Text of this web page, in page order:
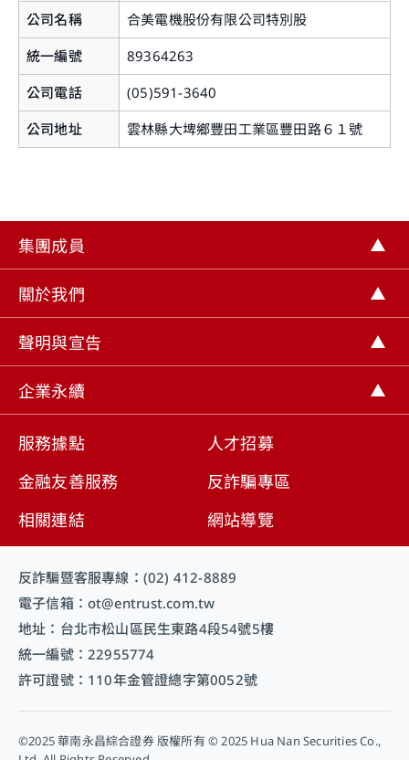
公司名稱
合美電機股份有限公司特別股
統一編號
89364263
公司電話
(05)591-3640
公司地址
雲林縣大埤鄉豐田工業區豐田路６１號
集團成員
關於我們
聲明與宣告
企業永續
服務據點
人才招募
金融友善服務
反詐騙專區
相關連結
網站導覽
反詐騙暨客服專線：(02) 412-8889
電子信箱：ot@entrust.com.tw
地址：台北市松山區民生東路4段54號5樓
統一編號：22955774
許可證號：110年金管證總字第0052號
©2025 華南永昌綜合證券 版權所有 © 2025 Hua Nan Securities Co.,
您即將離開華南永昌證券官網
之個人資料皆不適用本公司隱私權聲明之涵蓋範
圍。